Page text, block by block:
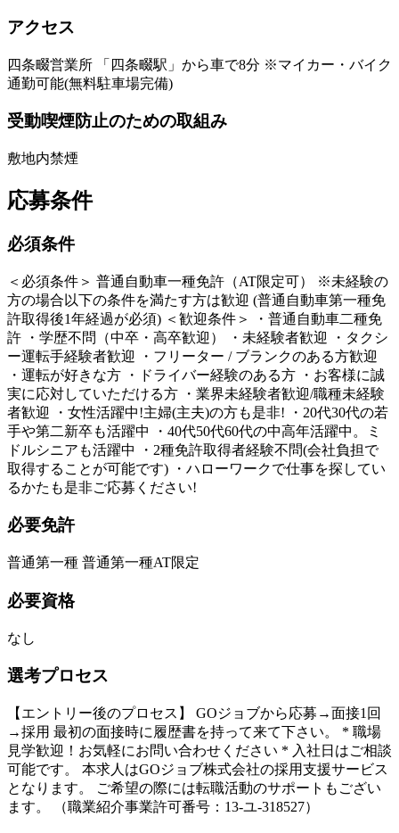
アクセス
四条畷営業所 「四条畷駅」から車で8分 ※マイカー・バイク
通勤可能(無料駐車場完備)
受動喫煙防止のための取組み
敷地内禁煙
応募条件
必須条件
＜必須条件＞ 普通自動車一種免許（AT限定可） ※未経験の
方の場合以下の条件を満たす方は歓迎 (普通自動車第一種免
許取得後1年経過が必須) ＜歓迎条件＞ ・普通自動車二種免
許 ・学歴不問（中卒・高卒歓迎） ・未経験者歓迎 ・タクシ
ー運転手経験者歓迎 ・フリーター / ブランクのある方歓迎
・運転が好きな方 ・ドライバー経験のある方 ・お客様に誠
実に応対していただける方 ・業界未経験者歓迎/職種未経験
者歓迎 ・女性活躍中!主婦(主夫)の方も是非! ・20代30代の若
手や第二新卒も活躍中 ・40代50代60代の中高年活躍中。ミ
ドルシニアも活躍中 ・2種免許取得者経験不問(会社負担で
取得することが可能です) ・ハローワークで仕事を探してい
るかたも是非ご応募ください!
必要免許
普通第一種 普通第一種AT限定
必要資格
なし
選考プロセス
【エントリー後のプロセス】 GOジョブから応募→面接1回
→採用 最初の面接時に履歴書を持って来て下さい。 * 職場
見学歓迎！お気軽にお問い合わせください * 入社日はご相談
可能です。 本求人はGOジョブ株式会社の採用支援サービス
となります。 ご希望の際には転職活動のサポートもござい
ます。 （職業紹介事業許可番号：13-ユ-318527）